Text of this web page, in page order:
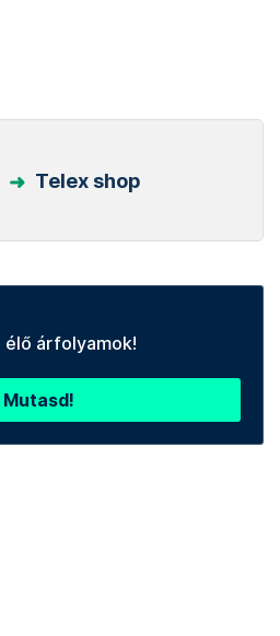
Telex shop
élő árfolyamok!
Mutasd!